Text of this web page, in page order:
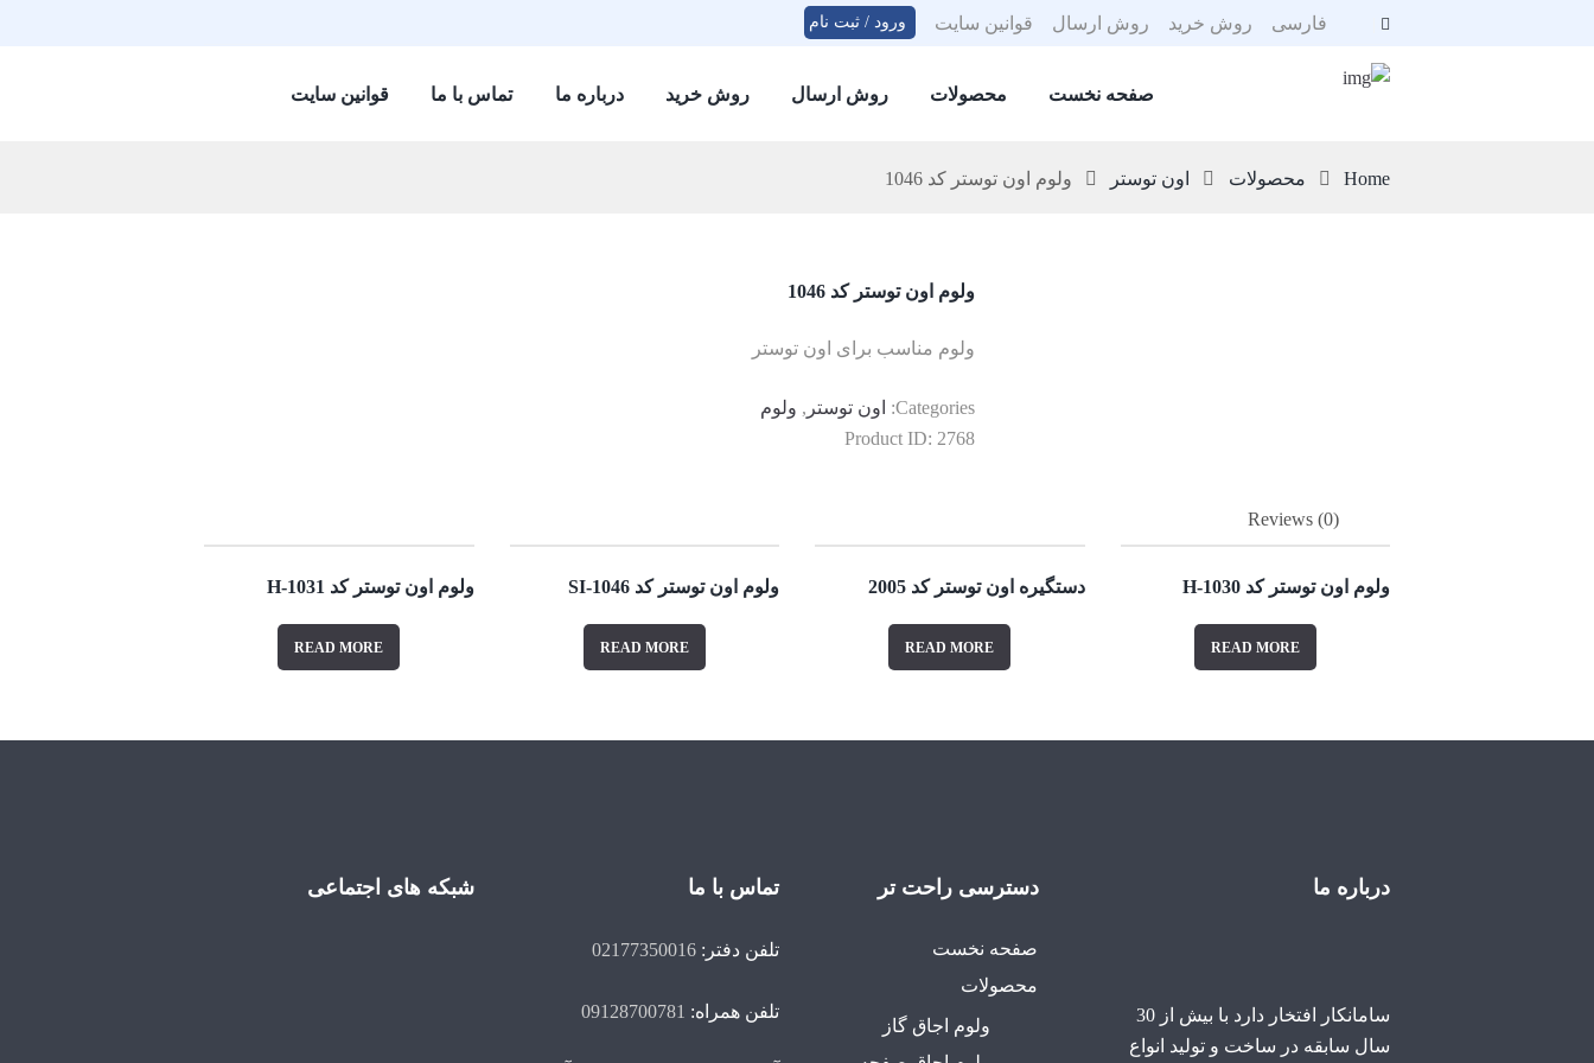
ورود / ثبت نام قوانین سایت روش ارسال روش خرید فارسی
صفحه نخست محصولات روش ارسال روش خرید درباره ما تماس با ما قوانین سایت
Home محصولات اون توستر ولوم اون توستر کد 1046
ولوم اون توستر کد 1046
ولوم مناسب برای اون توستر
Categories: اون توستر , ولوم
Product ID: 2768
Reviews (0)
ولوم اون توستر کد 1030-H
READ MORE
دستگیره اون توستر کد 2005
READ MORE
ولوم اون توستر کد 1046-SI
READ MORE
ولوم اون توستر کد 1031-H
READ MORE
درباره ما
سامانکار افتخار دارد با بیش از 30
سال سابقه در ساخت و تولید انواع
دسترسی راحت تر
صفحه نخست
محصولات
ولوم اجاق گاز
تماس با ما
تلفن دفتر: 02177350016
تلفن همراه: 09128700781
شبکه های اجتماعی